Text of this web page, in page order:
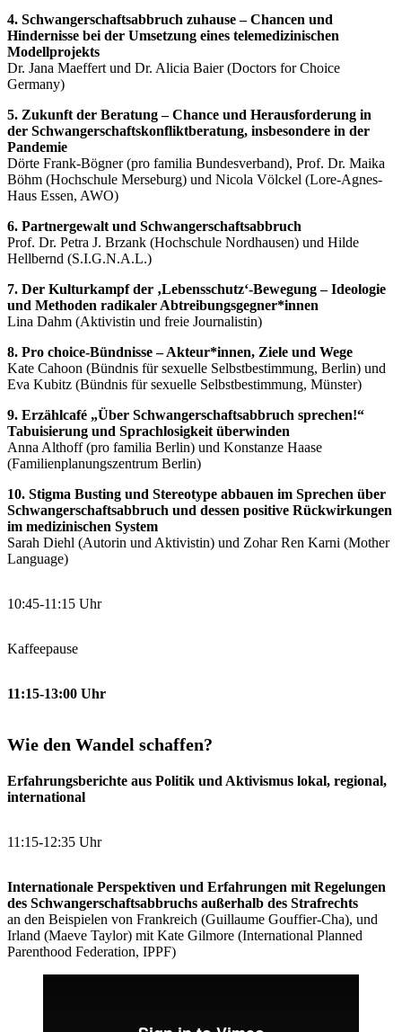
4. Schwangerschaftsabbruch zuhause – Chancen und
Hindernisse bei der Umsetzung eines telemedizinischen
Modellprojekts
Dr. Jana Maeffert und Dr. Alicia Baier (Doctors for Choice
Germany)
5. Zukunft der Beratung – Chance und Herausforderung in
der Schwangerschaftskonfliktberatung, insbesondere in der
Pandemie
Dörte Frank-Bögner (pro familia Bundesverband), Prof. Dr. Maika
Böhm (Hochschule Merseburg) und Nicola Völckel (Lore-Agnes-
Haus Essen, AWO)
6. Partnergewalt und Schwangerschaftsabbruch
Prof. Dr. Petra J. Brzank (Hochschule Nordhausen) und Hilde
Hellbernd (S.I.G.N.A.L.)
7. Der Kulturkampf der ‚Lebensschutz‘-Bewegung – Ideologie
und Methoden radikaler Abtreibungsgegner*innen
Lina Dahm (Aktivistin und freie Journalistin)
8. Pro choice-Bündnisse – Akteur*innen, Ziele und Wege
Kate Cahoon (Bündnis für sexuelle Selbstbestimmung, Berlin) und
Eva Kubitz (Bündnis für sexuelle Selbstbestimmung, Münster)
9. Erzählcafé „Über Schwangerschaftsabbruch sprechen!“
Tabuisierung und Sprachlosigkeit überwinden
Anna Althoff (pro familia Berlin) und Konstanze Haase
(Familienplanungszentrum Berlin)
10. Stigma Busting und Stereotype abbauen im Sprechen über
Schwangerschaftsabbruch und dessen positive Rückwirkungen
im medizinischen System
Sarah Diehl (Autorin und Aktivistin) und Zohar Ren Karni (Mother
Language)
10:45-11:15 Uhr
Kaffeepause
11:15-13:00 Uhr
Wie den Wandel schaffen?
Erfahrungsberichte aus Politik und Aktivismus lokal, regional,
international
11:15-12:35 Uhr
Internationale Perspektiven und Erfahrungen mit Regelungen
des Schwangerschaftsabbruchs außerhalb des Strafrechts
an den Beispielen von Frankreich (Guillaume Gouffier-Cha), und
Irland (Maeve Taylor) mit Kate Gilmore (International Planned
Parenthood Federation, IPPF)